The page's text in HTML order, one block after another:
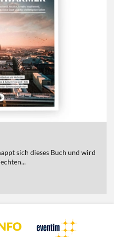
sich dieses Buch und wird